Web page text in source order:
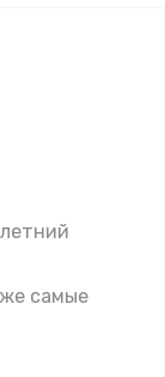
самые